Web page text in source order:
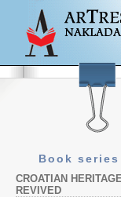
Book series
CROATIAN HERITAGE
REVIVED